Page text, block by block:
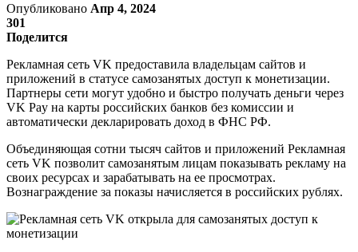
Опубликовано Апр 4, 2024
301
Поделится
Рекламная сеть VK предоставила владельцам сайтов и
приложений в статусе самозанятых доступ к монетизации.
Партнеры сети могут удобно и быстро получать деньги через
VK Pay на карты российских банков без комиссии и
автоматически декларировать доход в ФНС РФ.
Объединяющая сотни тысяч сайтов и приложений Рекламная
сеть VK позволит самозанятым лицам показывать рекламу на
своих ресурсах и зарабатывать на ее просмотрах.
Вознаграждение за показы начисляется в российских рублях.